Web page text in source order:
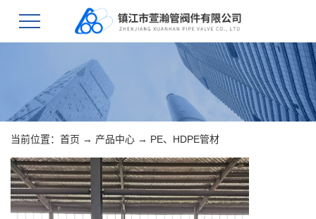
当前位置： 首页 → 产品中心 → PE、HDPE管材